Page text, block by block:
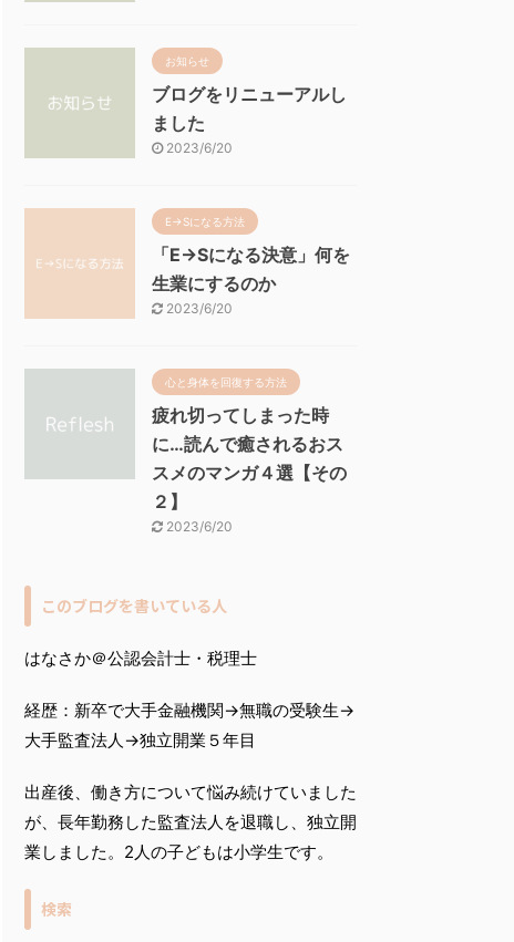
お知らせ
ブログをリニューアルし
ました
2023/6/20
E→Sになる方法
「E→Sになる決意」何を
生業にするのか
2023/6/20
心と身体を回復する方法
疲れ切ってしまった時
に…読んで癒されるおス
スメのマンガ４選【その
２】
2023/6/20
このブログを書いている人
はなさか＠公認会計士・税理士
経歴：新卒で大手金融機関→無職の受験生→
大手監査法人→独立開業５年目
出産後、働き方について悩み続けていました
が、長年勤務した監査法人を退職し、独立開
業しました。2人の子どもは小学生です。
検索